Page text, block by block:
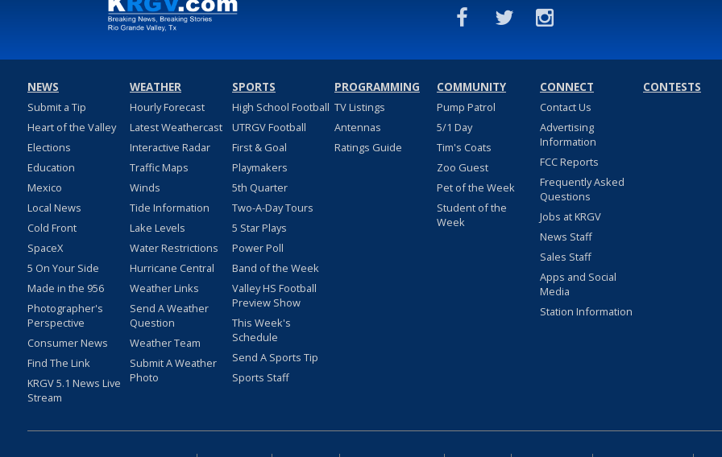
NEWS
Submit a Tip
Heart of the Valley
Elections
Education
Mexico
Local News
Cold Front
SpaceX
5 On Your Side
Made in the 956
Photographer's
Perspective
Consumer News
Find The Link
KRGV 5.1 News Live
Stream
WEATHER
Hourly Forecast
Latest Weathercast
Interactive Radar
Traffic Maps
Winds
Tide Information
Lake Levels
Water Restrictions
Hurricane Central
Weather Links
Send A Weather
Question
Weather Team
Submit A Weather
Photo
SPORTS
High School Football
UTRGV Football
First & Goal
Playmakers
5th Quarter
Two-A-Day Tours
5 Star Plays
Power Poll
Band of the Week
Valley HS Football
Preview Show
This Week's
Schedule
Send A Sports Tip
Sports Staff
PROGRAMMING
TV Listings
Antennas
Ratings Guide
COMMUNITY
Pump Patrol
5/1 Day
Tim's Coats
Zoo Guest
Pet of the Week
Student of the
Week
CONNECT
Contact Us
Advertising
Information
FCC Reports
Frequently Asked
Questions
Jobs at KRGV
News Staff
Sales Staff
Apps and Social
Media
Station Information
CONTESTS